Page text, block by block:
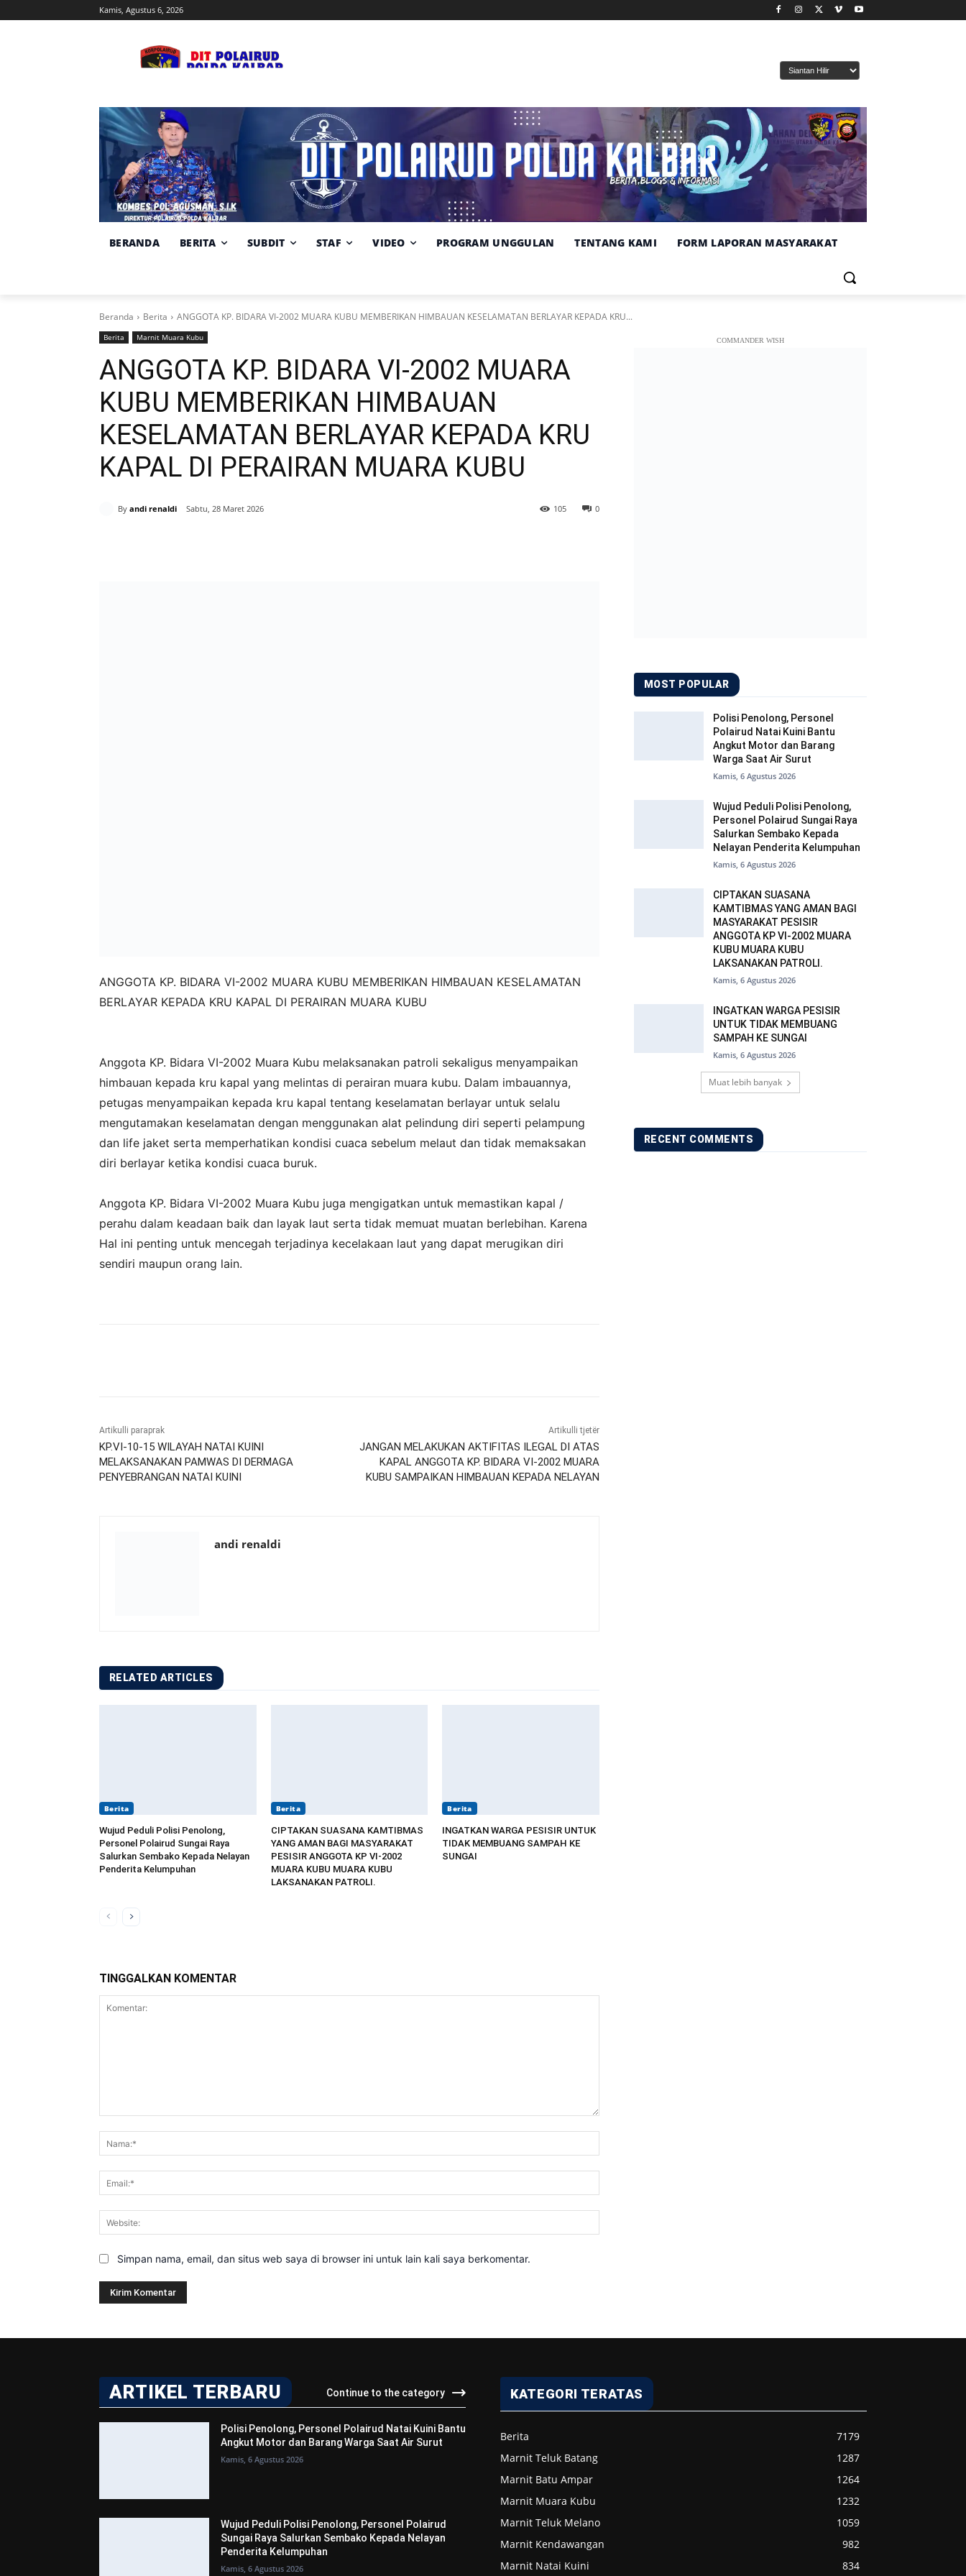
Kamis, Agustus 6, 2026
cuaca
BERANDA BERITA SUBDIT STAF VIDEO PROGRAM UNGGULAN TENTANG KAMI FORM LAPORAN MASYARAKAT
Beranda Berita ANGGOTA KP. BIDARA VI-2002 MUARA KUBU MEMBERIKAN HIMBAUAN KESELAMATAN BERLAYAR KEPADA KRU...
Berita Marnit Muara Kubu
ANGGOTA KP. BIDARA VI-2002 MUARA
KUBU MEMBERIKAN HIMBAUAN
KESELAMATAN BERLAYAR KEPADA KRU
KAPAL DI PERAIRAN MUARA KUBU‎
By andi renaldi Sabtu, 28 Maret 2026 0
105
ANGGOTA KP. BIDARA VI-2002 MUARA KUBU MEMBERIKAN HIMBAUAN KESELAMATAN
BERLAYAR KEPADA KRU KAPAL DI PERAIRAN MUARA KUBU
‎Anggota KP. Bidara VI-2002 Muara Kubu melaksanakan patroli sekaligus menyampaikan
himbauan kepada kru kapal yang melintas di perairan muara kubu. Dalam imbauannya,
petugas menyampaikan kepada kru kapal tentang keselamatan berlayar untuk selalu
mengutamakan keselamatan dengan menggunakan alat pelindung diri seperti pelampung
dan life jaket serta memperhatikan kondisi cuaca sebelum melaut dan tidak memaksakan
diri berlayar ketika kondisi cuaca buruk.
‎Anggota KP. Bidara VI-2002 Muara Kubu juga mengigatkan untuk memastikan kapal /
perahu dalam keadaan baik dan layak laut serta tidak memuat muatan berlebihan. Karena
Hal ini penting untuk mencegah terjadinya kecelakaan laut yang dapat merugikan diri
sendiri maupun orang lain.
Artikulli paraprak
KP.VI-10-15 WILAYAH NATAI KUINI
MELAKSANAKAN PAMWAS DI DERMAGA
PENYEBRANGAN NATAI KUINI
Artikulli tjetër
JANGAN MELAKUKAN AKTIFITAS ILEGAL DI ATAS
KAPAL ANGGOTA KP. BIDARA VI-2002 MUARA
KUBU SAMPAIKAN HIMBAUAN KEPADA NELAYAN
andi renaldi
RELATED ARTICLES
Berita
Wujud Peduli Polisi Penolong,
Personel Polairud Sungai Raya
Salurkan Sembako Kepada Nelayan
Penderita Kelumpuhan
Berita
CIPTAKAN SUASANA KAMTIBMAS
YANG AMAN BAGI MASYARAKAT
PESISIR ANGGOTA KP VI-2002
MUARA KUBU MUARA KUBU
LAKSANAKAN PATROLI.
Berita
INGATKAN WARGA PESISIR UNTUK
TIDAK MEMBUANG SAMPAH KE
SUNGAI
TINGGALKAN KOMENTAR
Simpan nama, email, dan situs web saya di browser ini untuk lain kali saya berkomentar.
COMMANDER WISH
MOST POPULAR
Polisi Penolong, Personel
Polairud Natai Kuini Bantu
Angkut Motor dan Barang
Warga Saat Air Surut
Kamis, 6 Agustus 2026
Wujud Peduli Polisi Penolong,
Personel Polairud Sungai Raya
Salurkan Sembako Kepada
Nelayan Penderita Kelumpuhan
Kamis, 6 Agustus 2026
CIPTAKAN SUASANA
KAMTIBMAS YANG AMAN BAGI
MASYARAKAT PESISIR
ANGGOTA KP VI-2002 MUARA
KUBU MUARA KUBU
LAKSANAKAN PATROLI.
Kamis, 6 Agustus 2026
INGATKAN WARGA PESISIR
UNTUK TIDAK MEMBUANG
SAMPAH KE SUNGAI
Kamis, 6 Agustus 2026
Muat lebih banyak
RECENT COMMENTS
ARTIKEL TERBARU Continue to the category
Polisi Penolong, Personel Polairud Natai Kuini Bantu
Angkut Motor dan Barang Warga Saat Air Surut
Kamis, 6 Agustus 2026
Wujud Peduli Polisi Penolong, Personel Polairud
Sungai Raya Salurkan Sembako Kepada Nelayan
Penderita Kelumpuhan
Kamis, 6 Agustus 2026
KATEGORI TERATAS
Berita
7179
Marnit Teluk Batang
1287
Marnit Batu Ampar
1264
Marnit Muara Kubu
1232
Marnit Teluk Melano
1059
Marnit Kendawangan
982
Marnit Natai Kuini
834